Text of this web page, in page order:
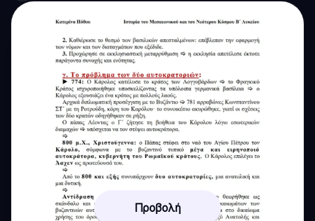
Προβολή